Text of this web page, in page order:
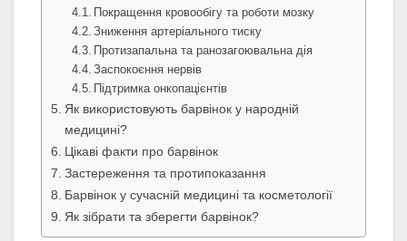
Покращення кровообігу та роботи мозку
Зниження артеріального тиску
Протизапальна та ранозагоювальна дія
Заспокоєння нервів
Підтримка онкопацієнтів
Як використовують барвінок у народній
медицині?
Цікаві факти про барвінок
Застереження та протипоказання
Барвінок у сучасній медицині та косметології
Як зібрати та зберегти барвінок?